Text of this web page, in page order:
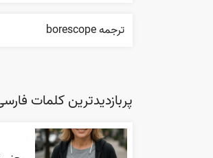
ترجمه borescope
پربازدیدترین کلمات